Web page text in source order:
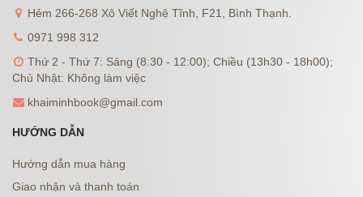
Hẻm 266-268 Xô Viết Nghệ Tĩnh, F21, Bình Thạnh.
0971 998 312
Thứ 2 - Thứ 7: Sáng (8:30 - 12:00); Chiều (13h30 - 18h00);
Chủ Nhật: Không làm việc
khaiminhbook@gmail.com
HƯỚNG DẪN
Hướng dẫn mua hàng
Giao nhận và thanh toán